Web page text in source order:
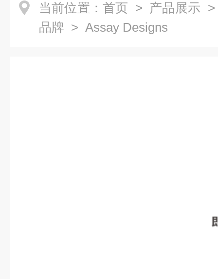
当前位置： 首页 > 产品展示
品牌 > Assay Designs